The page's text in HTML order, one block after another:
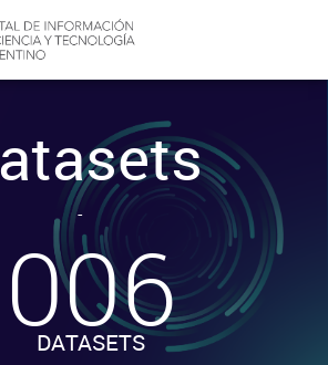
-
006
DATASETS